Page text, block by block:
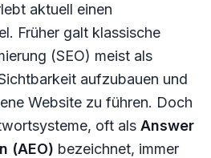
aktuell einen
Früher galt klassische
(SEO) meist als
aufzubauen und
Website zu führen. Doch
oft als Answer
(AEO) bezeichnet, immer